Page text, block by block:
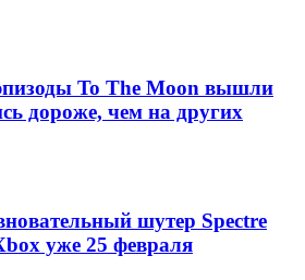
To The Moon вышли
дороже, чем на других
шутер Spectre
уже 25 февраля